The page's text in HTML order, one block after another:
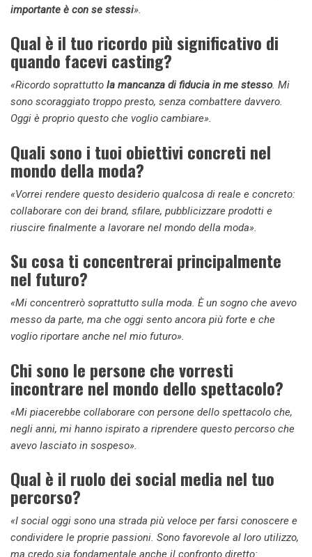
importante è con se stessi».
Qual è il tuo ricordo più significativo di
quando facevi casting?
«Ricordo soprattutto la mancanza di fiducia in me stesso. Mi
sono scoraggiato troppo presto, senza combattere davvero.
Oggi è proprio questo che voglio cambiare».
Quali sono i tuoi obiettivi concreti nel
mondo della moda?
«Vorrei rendere questo desiderio qualcosa di reale e concreto:
collaborare con dei brand, sfilare, pubblicizzare prodotti e
riuscire finalmente a lavorare nel mondo della moda».
Su cosa ti concentrerai principalmente
nel futuro?
«Mi concentrerò soprattutto sulla moda. È un sogno che avevo
messo da parte, ma che oggi sento ancora più forte e che
voglio riportare anche nel mio futuro».
Chi sono le persone che vorresti
incontrare nel mondo dello spettacolo?
«Mi piacerebbe collaborare con persone dello spettacolo che,
negli anni, mi hanno ispirato a riprendere questo percorso che
avevo lasciato in sospeso».
Qual è il ruolo dei social media nel tuo
percorso?
«I social oggi sono una strada più veloce per farsi conoscere e
condividere le proprie passioni. Sono favorevole al loro utilizzo,
ma credo sia fondamentale anche il confronto diretto: